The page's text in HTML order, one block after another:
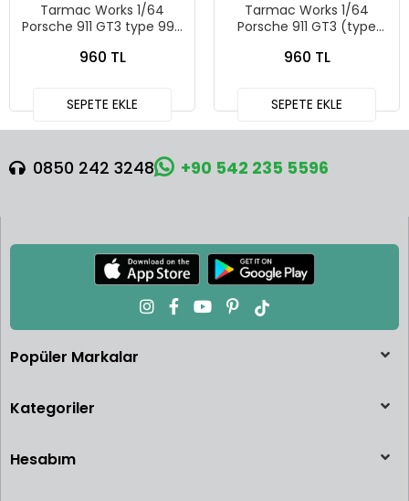
Tarmac Works 1/64
Porsche 911 GT3 type 996
960 TL
SEPETE EKLE
Tarmac Works 1/64
Porsche 911 GT3 (type
Works X iXO Models
960 TL
SEPETE EKLE
0850 242 3248 +90 542 235 5596
Popüler Markalar
Kategoriler
Hesabım